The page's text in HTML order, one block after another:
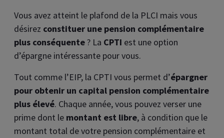
Vous avez atteint le plafond de la PLCI mais vous
désirez constituer une pension complémentaire
plus conséquente? La CPTI est une option
d’épargne intéressante pour vous.
Tout comme l’EIP, la CPTI vous permet d’épargner
pour obtenir un capital pension complémentaire
plus élevé. Chaque année, vous pouvez verser une
prime dont le montant est libre, à condition que le
montant total de votre pension complémentaire et